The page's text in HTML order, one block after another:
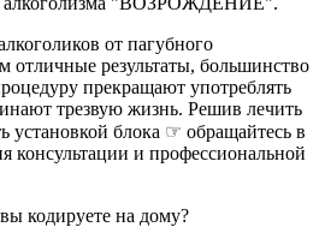
от пагубного
отличные результаты, большинство
прекращают употреблять
трезвую жизнь. Решив лечить
установкой блока ☞ обращайтесь в
консультации и профессиональной
кодируете на дому?